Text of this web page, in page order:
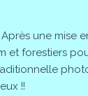
une mise
et forestiers
!!